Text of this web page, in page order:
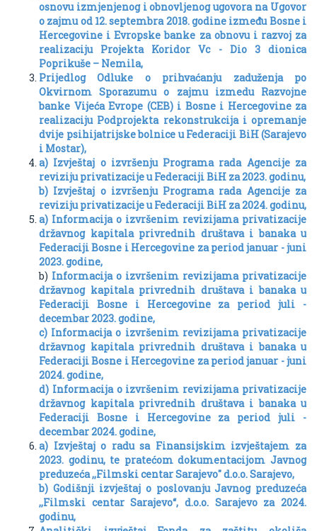
osnovu izmjenjenog i obnovljenog ugovora na Ugovor
o zajmu od 12. septembra 2018. godine između Bosne i
Hercegovine i Evropske banke za obnovu i razvoj za
realizaciju Projekta Koridor Vc - Dio 3 dionica
Poprikuše – Nemila,
Prijedlog Odluke o prihvaćanju zaduženja po
Okvirnom Sporazumu o zajmu izmedu Razvojne
banke Vijeća Evrope (CEB) i Bosne i Hercegovine za
realizaciju Podprojekta rekonstrukcija i opremanje
dvije psihijatrijske bolnice u Federaciji BiH (Sarajevo
i Mostar),
a) Izvještaj o izvršenju Programa rada Agencije za
reviziju privatizacije u Federaciji BiH za 2023. godinu,
b) Izvještaj o izvršenju Programa rada Agencije za
reviziju privatizacije u Federaciji BiH za 2024. godinu,
a) Informacija o izvršenim revizijama privatizacije
državnog kapitala privrednih društava i banaka u
Federaciji Bosne i Hercegovine za period januar - juni
2023. godine,
b) Informacija o izvršenim revizijama privatizacije
državnog kapitala privrednih društava i banaka u
Federaciji Bosne i Hercegovine za period juli -
decembar 2023. godine,
c) Informacija o izvršenim revizijama privatizacije
državnog kapitala privrednih društava i banaka u
Federaciji Bosne i Hercegovine za period januar - juni
2024. godine,
d) Informacija o izvršenim revizijama privatizacije
državnog kapitala privrednih društava i banaka u
Federaciji Bosne i Hercegovine za period juli -
decembar 2024. godine,
a) Izvještaj o radu sa Finansijskim izvještajem za
2023. godinu, te pratećom dokumentacijom Javnog
preduzeća ,,Filmski centar Sarajevo" d.o.o. Sarajevo,
b) Godišnji izvještaj o poslovanju Javnog preduzeća
,,Filmski centar Sarajevo“, d.o.o. Sarajevo za 2024.
godinu,